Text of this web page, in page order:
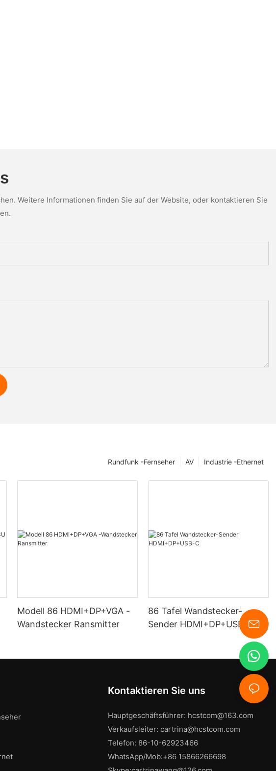
Weitere Informationen finden Sie auf der Website, oder kontaktieren Sie
Industrie -Ethernet
AV
Rundfunk -Fernseher
Modell 86 HDMI+DP+VGA -
Wandstecker Ransmitter
86 Tafel Wandstecker-
Sender HDMI+DP+USB-C
Kontaktieren Sie uns
Hauptgeschäftsführer: hcstcom@163.com
Verkaufsleiter: cartrina@hcstcom.com
Telefon: 86-10-62923466
WhatsApp/Mob:+86 15866266698